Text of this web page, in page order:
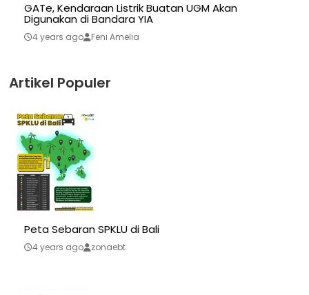
GATe, Kendaraan Listrik Buatan UGM Akan
Digunakan di Bandara YIA
4 years ago Feni Amelia
Artikel Populer
Peta Sebaran SPKLU di Bali
4 years ago zonaebt